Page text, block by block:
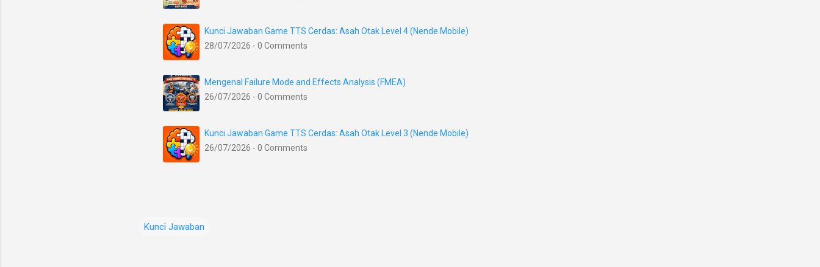
Kunci Jawaban Game TTS Cerdas: Asah Otak Level 4 (Nende Mobile)
28/07/2026 - 0 Comments
Mengenal Failure Mode and Effects Analysis (FMEA)
26/07/2026 - 0 Comments
Kunci Jawaban Game TTS Cerdas: Asah Otak Level 3 (Nende Mobile)
26/07/2026 - 0 Comments
Kunci Jawaban